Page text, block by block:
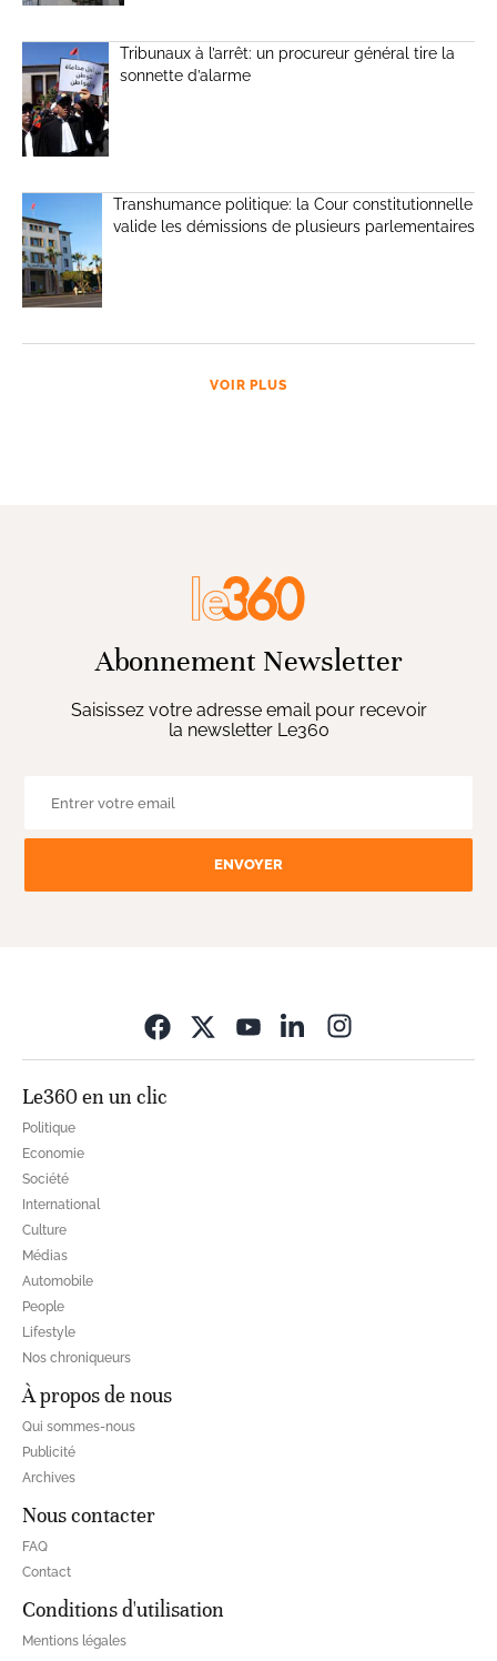
Tribunaux à l’arrêt: un procureur général tire la
sonnette d’alarme
Transhumance politique: la Cour constitutionnelle
valide les démissions de plusieurs parlementaires
VOIR PLUS
Abonnement Newsletter
Saisissez votre adresse email pour recevoir
la newsletter Le360
ENVOYER
Le360 en un clic
Politique
Economie
Société
International
Culture
Médias
Automobile
People
Lifestyle
Nos chroniqueurs
À propos de nous
Qui sommes-nous
Publicité
Archives
Nous contacter
FAQ
Contact
Conditions d'utilisation
Mentions légales